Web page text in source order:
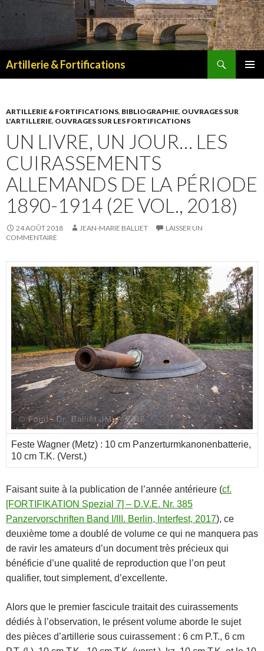
Artillerie & Fortifications
ARTILLERIE & FORTIFICATIONS, BIBLIOGRAPHIE, OUVRAGES SUR
L'ARTILLERIE, OUVRAGES SUR LES FORTIFICATIONS
UN LIVRE, UN JOUR… LES
CUIRASSEMENTS
ALLEMANDS DE LA PÉRIODE
1890-1914 (2E VOL., 2018)
24 AOÛT 2018 JEAN-MARIE BALLIET
LAISSER UN
COMMENTAIRE
Feste Wagner (Metz) : 10 cm Panzerturmkanonenbatterie,
10 cm T.K. (Verst.)
Faisant suite à la publication de l’année antérieure (cf.
[FORTIFIKATION Spezial 7] – D.V.E. Nr. 385
Panzervorschriften Band I/III. Berlin, Interfest, 2017), ce
deuxième tome a doublé de volume ce qui ne manquera pas
de ravir les amateurs d’un document très précieux qui
bénéficie d’une qualité de reproduction que l’on peut
qualifier, tout simplement, d’excellente.
Alors que le premier fascicule traitait des cuirassements
dédiés à l’observation, le présent volume aborde le sujet
des pièces d’artillerie sous cuirassement : 6 cm P.T., 6 cm